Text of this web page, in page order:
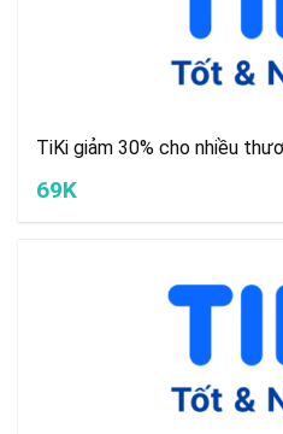
TiKi giảm 30% cho nhiều
69K